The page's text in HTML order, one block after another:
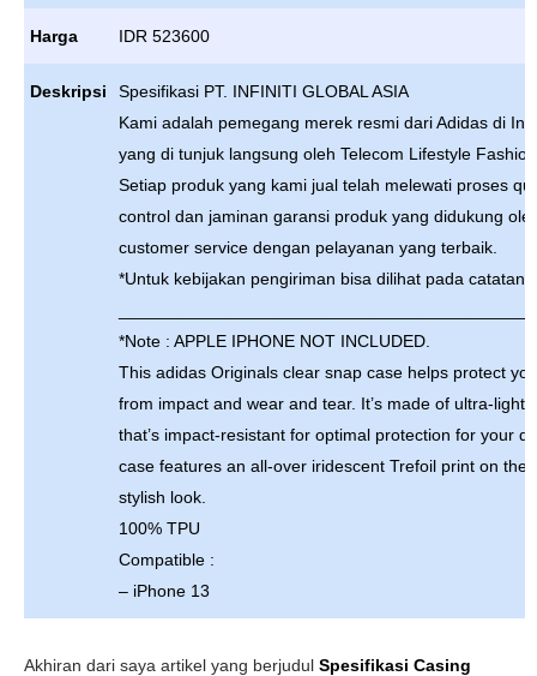
Harga IDR 523600
Deskripsi
Spesifikasi PT. INFINITI GLOBAL ASIA
Kami adalah pemegang merek resmi dari Adidas di
yang di tunjuk langsung oleh Telecom Lifestyle
Setiap produk yang kami jual telah melewati proses
control dan jaminan garansi produk yang didukung
customer service dengan pelayanan yang terbaik.
*Untuk kebijakan pengiriman bisa dilihat pada catatan
*Note : APPLE IPHONE NOT INCLUDED.
This adidas Originals clear snap case helps protect
from impact and wear and tear. It’s made of ultra-light
that’s impact-resistant for optimal protection for your
case features an all-over iridescent Trefoil print on the
stylish look.
100% TPU
Compatible :
– iPhone 13
Akhiran dari saya artikel yang berjudul Spesifikasi Casing